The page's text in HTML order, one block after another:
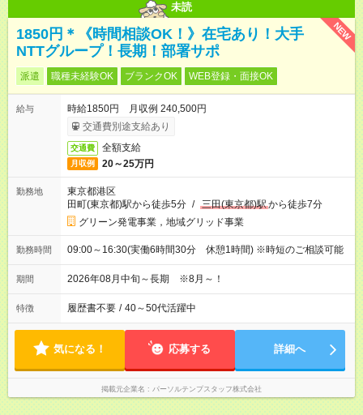
未読
NEW
1850円＊《時間相談OK！》在宅あり！大手
NTTグループ！長期！部署サポ
派遣 職種未経験OK ブランクOK WEB登録・面接OK
給与
時給1850円 月収例 240,500円
交通費別途支給あり
交通費 全額支給
月収例 20～25万円
勤務地
東京都港区
田町(東京都)駅から徒歩5分 / 三田(東京都)駅から徒歩7分
グリーン発電事業，地域グリッド事業
勤務時間 09:00～16:30(実働6時間30分 休憩1時間) ※時短のご相談可能
期間 2026年08月中旬～長期 ※8月～！
特徴 履歴書不要 / 40～50代活躍中
気になる！ 応募する 詳細へ
掲載元企業名 パーソルテンプスタッフ株式会社